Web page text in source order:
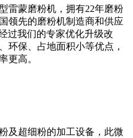
雷蒙磨粉机，拥有22年磨粉
领先的磨粉机制造商和供应
过我们的专家优化升级改
环保、占地面积小等优点，
更高。
及超细粉的加工设备，此微